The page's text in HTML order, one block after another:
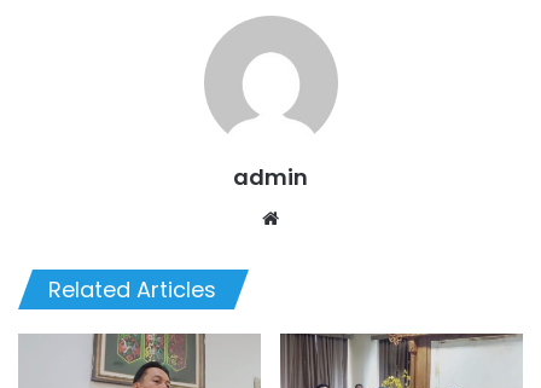
admin
Related Articles